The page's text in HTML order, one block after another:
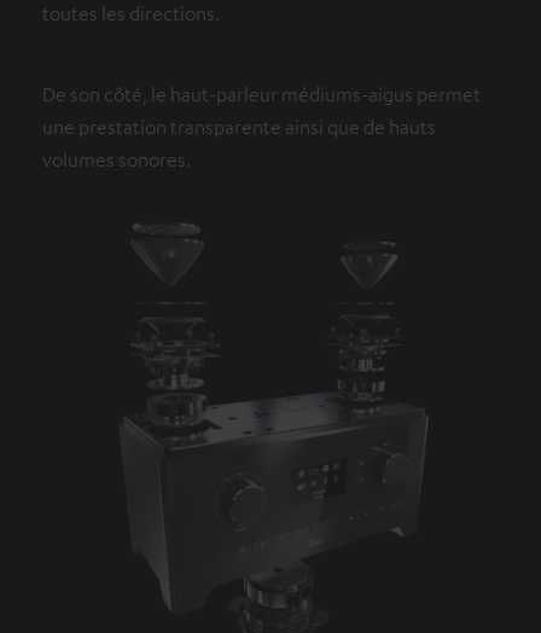
toutes les directions.
De son côté, le haut-parleur médiums-aigus permet
une prestation transparente ainsi que de hauts
volumes sonores.